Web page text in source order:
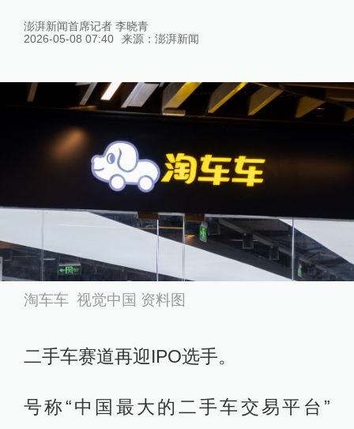
澎湃新闻首席记者 李晓青
2026-05-08 07:40
来源： 澎湃新闻
淘车车 视觉中国 资料图
二手车赛道再迎IPO选手。
号称“中国最大的二手车交易平台”